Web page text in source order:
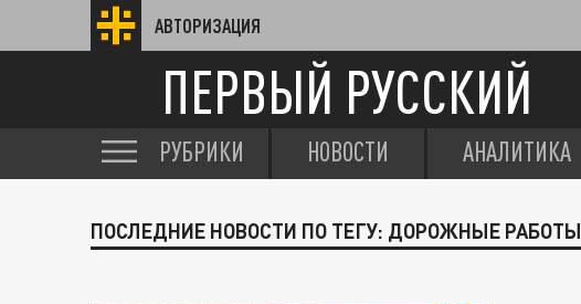
АВТОРИЗАЦИЯ
ПЕРВЫЙ РУССКИЙ
РУБРИКИ НОВОСТИ АНАЛИТИКА
ПОСЛЕДНИЕ НОВОСТИ ПО ТЕГУ: ДОРОЖНЫЕ РАБОТЫ